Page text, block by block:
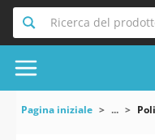
Ricerca del
Pagina iniziale ...